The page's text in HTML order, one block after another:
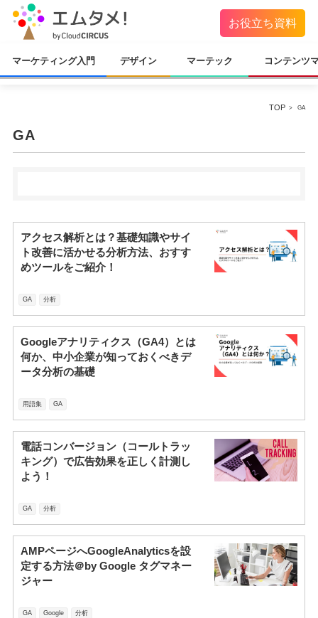
お役立ち資料
マーケティング入門 デザイン マーテック コンテンツ
TOP GA
GA
アクセス解析とは？基礎知識やサイ
ト改善に活かせる分析方法、おすす
めツールをご紹介！
GA 分析
Googleアナリティクス（GA4）とは
何か、中小企業が知っておくべきデ
ータ分析の基礎
用語集 GA
電話コンバージョン（コールトラッ
キング）で広告効果を正しく計測し
よう！
GA 分析
AMPページへGoogleAnalyticsを設
定する方法＠by Google タグマネー
ジャー
GA Google 分析